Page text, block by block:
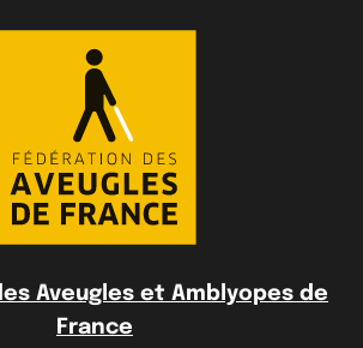
Aveugles et Amblyopes de
France